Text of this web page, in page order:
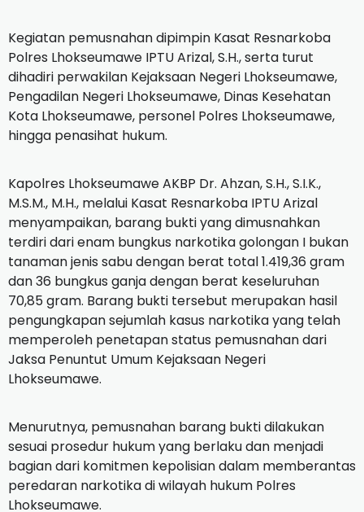
Kegiatan pemusnahan dipimpin Kasat Resnarkoba
Polres Lhokseumawe IPTU Arizal, S.H., serta turut
dihadiri perwakilan Kejaksaan Negeri Lhokseumawe,
Pengadilan Negeri Lhokseumawe, Dinas Kesehatan
Kota Lhokseumawe, personel Polres Lhokseumawe,
hingga penasihat hukum.
Kapolres Lhokseumawe AKBP Dr. Ahzan, S.H., S.I.K.,
M.S.M., M.H., melalui Kasat Resnarkoba IPTU Arizal
menyampaikan, barang bukti yang dimusnahkan
terdiri dari enam bungkus narkotika golongan I bukan
tanaman jenis sabu dengan berat total 1.419,36 gram
dan 36 bungkus ganja dengan berat keseluruhan
70,85 gram. Barang bukti tersebut merupakan hasil
pengungkapan sejumlah kasus narkotika yang telah
memperoleh penetapan status pemusnahan dari
Jaksa Penuntut Umum Kejaksaan Negeri
Lhokseumawe.
Menurutnya, pemusnahan barang bukti dilakukan
sesuai prosedur hukum yang berlaku dan menjadi
bagian dari komitmen kepolisian dalam memberantas
peredaran narkotika di wilayah hukum Polres
Lhokseumawe.